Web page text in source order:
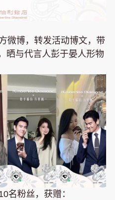
微博，转发活动博文，带
晒与代言人彭于晏人形物
名粉丝，获赠：